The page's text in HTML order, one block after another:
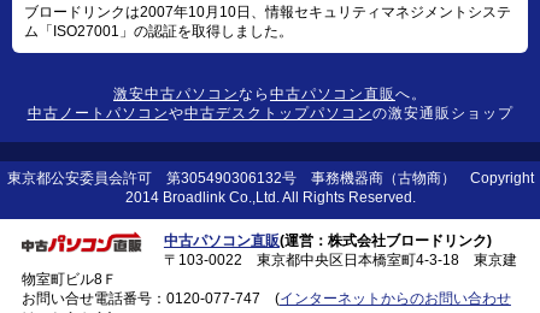
ブロードリンクは2007年10月10日、情報セキュリティマネジメントシステ
ム「ISO27001」の認証を取得しました。
激安中古パソコンなら 中古パソコン直販へ。
中古ノートパソコンや中古デスクトップパソコンの激安通販ショップ
東京都公安委員会許可 第305490306132号 事務機器商（古物商） Copyright
2014 Broadlink Co.,Ltd. All Rights Reserved.
中古パソコン直販(運営：株式会社ブロードリンク)
〒103-0022 東京都中央区日本橋室町4-3-18 東京建
物室町ビル8Ｆ
お問い合せ電話番号： 0120-077-747 (インターネットからのお問い合わせ